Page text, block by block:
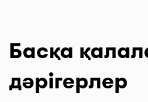
Басқа
дәрігерлер